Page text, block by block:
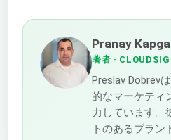
Pranay
著者 ·
Preslav Dobrev
的なマーケティ
力しています。
トのあるブラ